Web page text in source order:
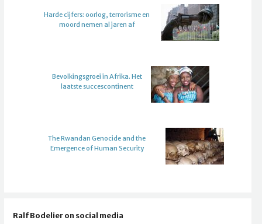
Harde cijfers: oorlog, terrorisme en
moord nemen al jaren af
Bevolkingsgroei in Afrika. Het
laatste succescontinent
The Rwandan Genocide and the
Emergence of Human Security
Ralf Bodelier on social media